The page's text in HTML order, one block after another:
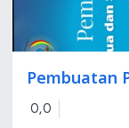
Pembuatan
0,0